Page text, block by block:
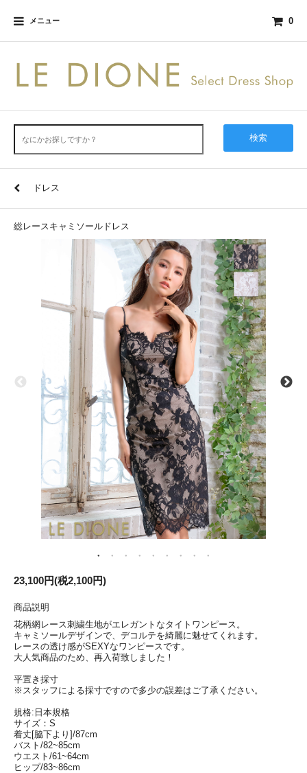
メニュー 0
検索
ドレス
総レースキャミソールドレス
23,100円(税2,100円)
商品説明
花柄網レース刺繍生地がエレガントなタイトワンピース。
キャミソールデザインで、デコルテを綺麗に魅せてくれます。
レースの透け感がSEXYなワンピースです。
大人気商品のため、再入荷致しました！
平置き採寸
※スタッフによる採寸ですので多少の誤差はご了承ください。
規格:日本規格
サイズ：S
着丈[脇下より]/87cm
バスト/82~85cm
ウエスト/61~64cm
ヒップ/83~86cm